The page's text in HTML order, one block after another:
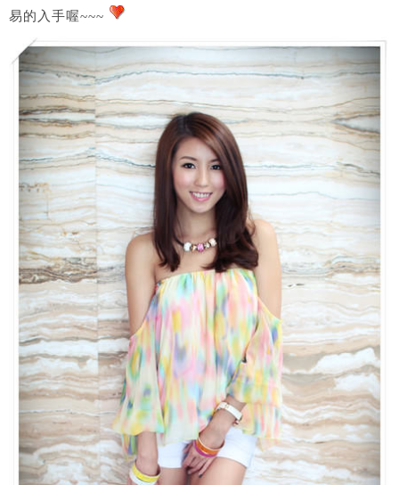
易的入手喔~~~